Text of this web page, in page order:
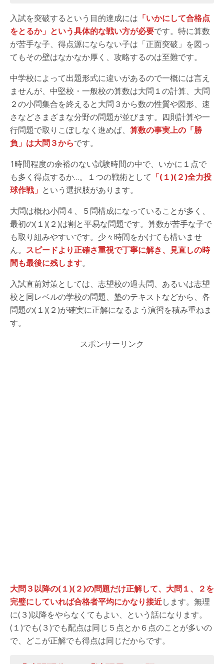
入試を突破するという目的達成には 「いかにして合格点
をとるか」という具体的な戦い方が必要です。特に算数
が苦手な子、得点源にならない子は「正面突破」を図っ
てもその壁はなかなか厚く、攻略するのは至難です。
中学校によって出題形式に違いがあるので一概には言え
ませんが、中堅校・一般校の算数は大問１の計算、大問
２の小問集合を終えると大問３から数の性質や図形、速
さなどさまざまな分野の問題が並びます。四則計算や一
行問題で取りこぼしなく進めば、 算数の事実上の「勝
負」は大問３からです。
1時間程度の余裕のない試験時間の中で、いかに１点で
も多く得点するか…。１つの戦術として 「(１)(２)全力投
球作戦」 という選択肢があります。
大問は概ね小問４、５問構成になっていることが多く、
最初の(１)(２)は割と平易な問題です。算数が苦手な子で
も取り組みやすいです。少々時間をかけても構いませ
ん。 スピードより正確さ重視で丁寧に解き、見直しの時
間も最後に残します。
入試直前対策としては、志望校の過去問、あるいは志望
校と同レベルの学校の問題、塾のテキストなどから、各
問題の(１)(２)が確実に正解になるよう演習を積み重ねま
す。
スポンサーリンク
大問３以降の(１)(２)の問題だけ正解して、大問１、２を
完璧にしていれば合格者平均にかなり接近します。無理
に(３)以降をやらなくてもよい、という話になります。
(１)でも(３)でも配点は同じ５点とか６点のことが多いの
で、どこが正解でも得点は同じだからです。